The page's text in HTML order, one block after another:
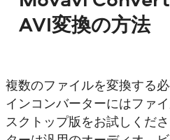
AVI変換の方法
複数のファイルを変換する
インコンバーターにはファ
スクトップ版をお試しくだ